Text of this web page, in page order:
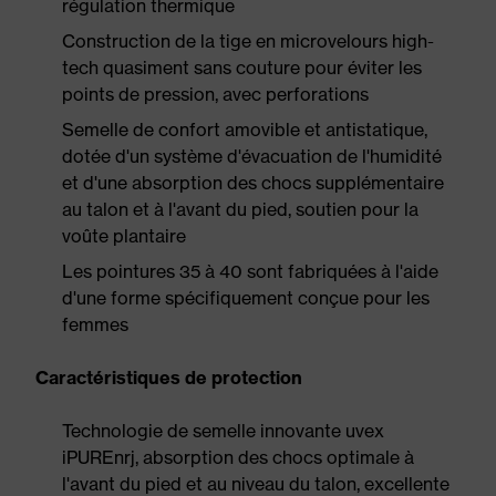
régulation thermique
Construction de la tige en microvelours high-
tech quasiment sans couture pour éviter les
points de pression, avec perforations
Semelle de confort amovible et antistatique,
dotée d'un système d'évacuation de l'humidité
et d'une absorption des chocs supplémentaire
au talon et à l'avant du pied, soutien pour la
voûte plantaire
Les pointures 35 à 40 sont fabriquées à l'aide
d'une forme spécifiquement conçue pour les
femmes
Caractéristiques de protection
Technologie de semelle innovante uvex
iPUREnrj, absorption des chocs optimale à
l'avant du pied et au niveau du talon, excellente